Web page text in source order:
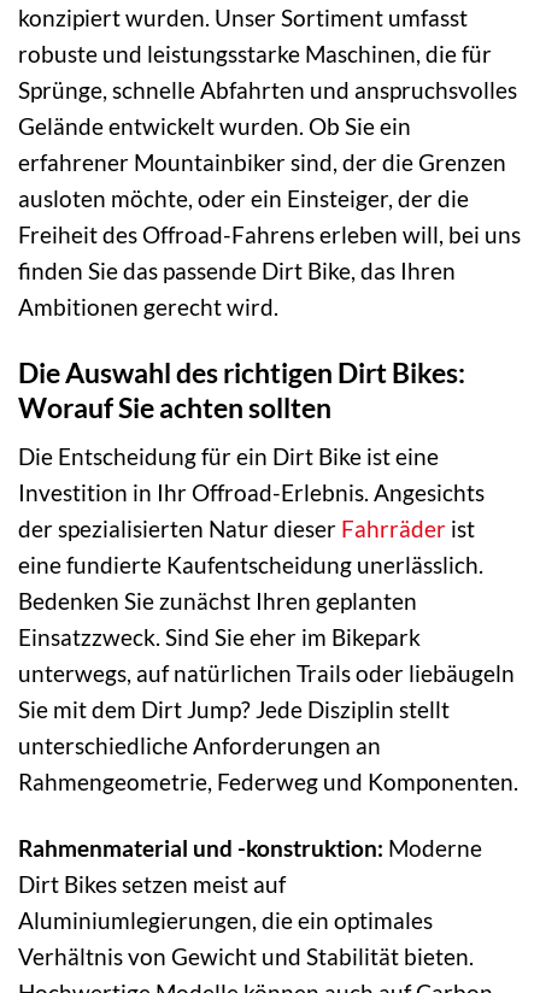
konzipiert wurden. Unser Sortiment umfasst
robuste und leistungsstarke Maschinen, die für
Sprünge, schnelle Abfahrten und anspruchsvolles
Gelände entwickelt wurden. Ob Sie ein
erfahrener Mountainbiker sind, der die Grenzen
ausloten möchte, oder ein Einsteiger, der die
Freiheit des Offroad-Fahrens erleben will, bei uns
finden Sie das passende Dirt Bike, das Ihren
Ambitionen gerecht wird.
Die Auswahl des richtigen Dirt Bikes:
Worauf Sie achten sollten
Die Entscheidung für ein Dirt Bike ist eine
Investition in Ihr Offroad-Erlebnis. Angesichts
der spezialisierten Natur dieser Fahrräder ist
eine fundierte Kaufentscheidung unerlässlich.
Bedenken Sie zunächst Ihren geplanten
Einsatzzweck. Sind Sie eher im Bikepark
unterwegs, auf natürlichen Trails oder liebäugeln
Sie mit dem Dirt Jump? Jede Disziplin stellt
unterschiedliche Anforderungen an
Rahmengeometrie, Federweg und Komponenten.
Rahmenmaterial und -konstruktion: Moderne
Dirt Bikes setzen meist auf
Aluminiumlegierungen, die ein optimales
Verhältnis von Gewicht und Stabilität bieten.